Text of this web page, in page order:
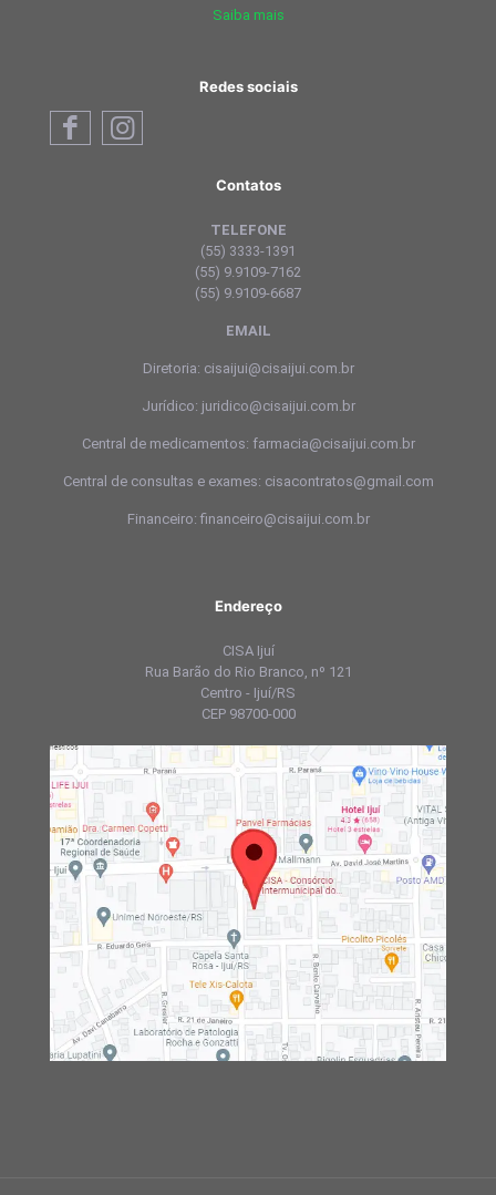
Saiba mais
Redes sociais
Contatos
TELEFONE
(55) 3333-1391
(55) 9.9109-7162
(55) 9.9109-6687
EMAIL
Diretoria: cisaijui@cisaijui.com.br
Jurídico: juridico@cisaijui.com.br
Central de medicamentos: farmacia@cisaijui.com.br
Central de consultas e exames: cisacontratos@gmail.com
Financeiro: financeiro@cisaijui.com.br
Endereço
CISA Ijuí
Rua Barão do Rio Branco, nº 121
Centro - Ijuí/RS
CEP 98700-000